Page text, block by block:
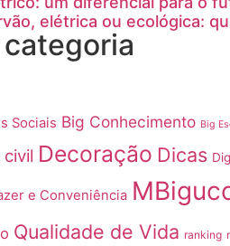
elétrica ou ecológica:
Sociais Big Conhecimento Big
Decoração Dicas
e Conveniência
Qualidade de Vida ranking